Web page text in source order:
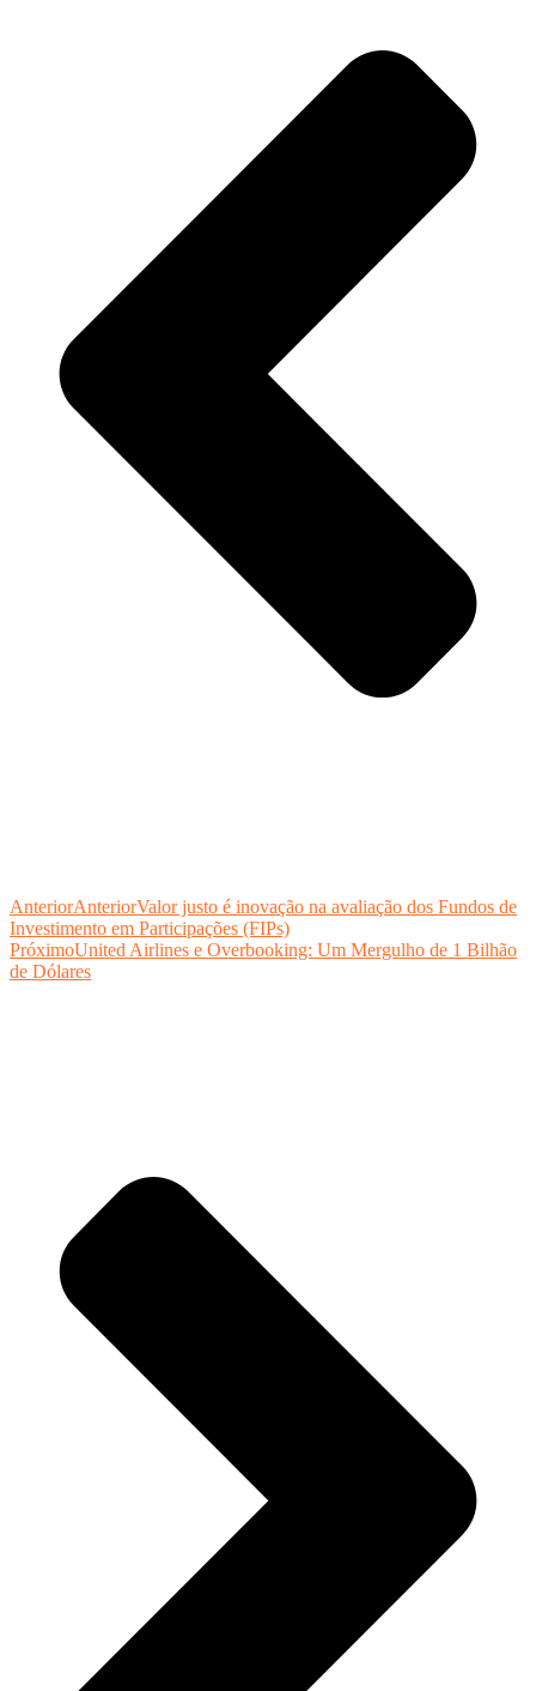
AnteriorAnteriorValor justo é inovação na avaliação dos Fundos de
Investimento em Participações (FIPs)
PróximoUnited Airlines e Overbooking: Um Mergulho de 1 Bilhão
de Dólares